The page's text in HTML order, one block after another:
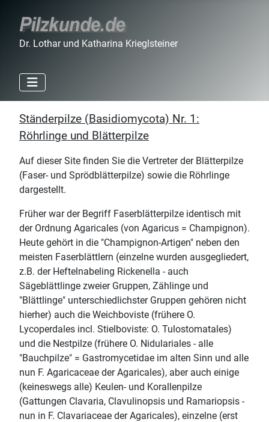
Dr. Lothar und Katharina Krieglsteiner
Ständerpilze (Basidiomycota) Nr. 1:
Röhrlinge und Blätterpilze
Auf dieser Site finden Sie die Vertreter der Blätterpilze
(Faser- und Sprödblätterpilze) sowie die Röhrlinge
dargestellt.
Früher war der Begriff Faserblätterpilze identisch mit
der Ordnung Agaricales (von Agaricus = Champignon).
Heute gehört in die "Champignon-Artigen" neben den
meisten Faserblättlern (einzelne wurden ausgegliedert,
z.B. der Heftelnabeling Rickenella - auch
Sägeblättlinge zweier Gruppen, Zählinge und
"Blättlinge" unterschiedlichster Gruppen gehören nicht
hierher) auch die Weichboviste (frühere O.
Lycoperdales incl. Stielboviste: O. Tulostomatales)
und die Nestpilze (frühere O. Nidulariales - alle
"Bauchpilze" = Gastromycetidae im alten Sinn und alle
nun F. Agaricaceae der Agaricales), aber auch einige
(keineswegs alle) Keulen- und Korallenpilze
(Gattungen Clavaria, Clavulinopsis und Ramariopsis -
nun in F. Clavariaceae der Agaricales), einzelne (erst